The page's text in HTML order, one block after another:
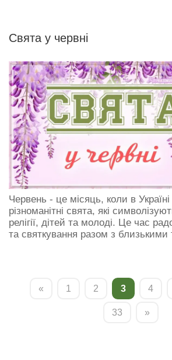
Свята у червнi
Червень - це місяць, коли в
різноманітні свята, які
релігії, дітей та молоді. Це час
та святкування разом з
« 1 2 3 4
33 »